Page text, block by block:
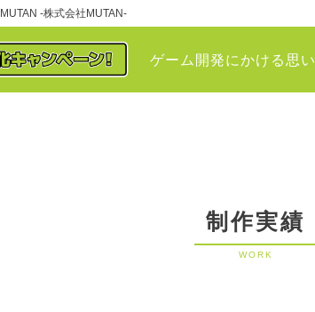
-株式会社MUTAN-
ゲーム開発にかける思い
制作実績
WORK